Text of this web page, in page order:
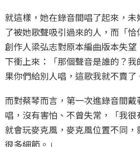
就這樣，她在錄音間唱了起來，
了被她歌聲吸引過來的人，而「
創作人梁弘志對原本編曲版本失
下衝上來：「那個聲音是誰的？
果你們給別人唱，這歌我就不賣了
而對蔡琴而言，第一次進錄音間
唱，沒有害怕、不曾失常，「我
就會玩麥克風，麥克風位置不同
很多細節。」